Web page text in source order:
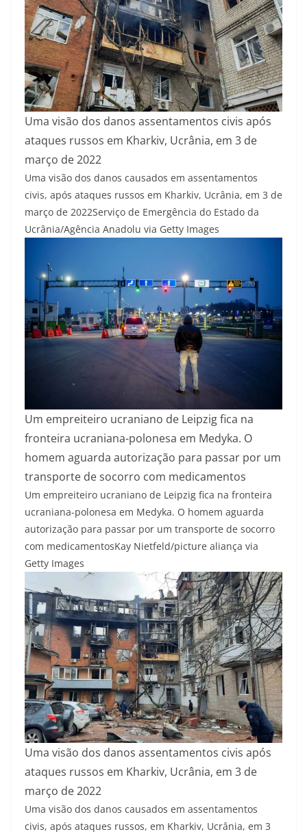
Uma visão dos danos assentamentos civis após
ataques russos em Kharkiv, Ucrânia, em 3 de
março de 2022
Uma visão dos danos causados em assentamentos
civis, após ataques russos em Kharkiv, Ucrânia, em 3 de
março de 2022Serviço de Emergência do Estado da
Ucrânia/Agência Anadolu via Getty Images
Um empreiteiro ucraniano de Leipzig fica na
fronteira ucraniana-polonesa em Medyka. O
homem aguarda autorização para passar por um
transporte de socorro com medicamentos
Um empreiteiro ucraniano de Leipzig fica na fronteira
ucraniana-polonesa em Medyka. O homem aguarda
autorização para passar por um transporte de socorro
com medicamentosKay Nietfeld/picture aliança via
Getty Images
Uma visão dos danos assentamentos civis após
ataques russos em Kharkiv, Ucrânia, em 3 de
março de 2022
Uma visão dos danos causados em assentamentos
civis, após ataques russos, em Kharkiv, Ucrânia, em 3